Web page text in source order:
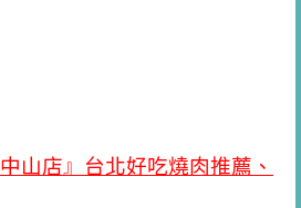
中山店』台北好吃燒肉推薦、